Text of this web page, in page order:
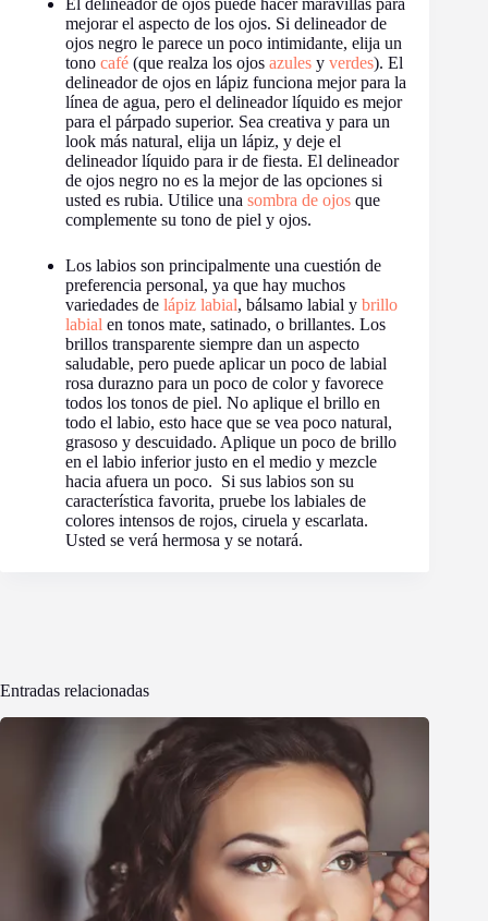
mejorar el aspecto de los ojos. Si delineador de
ojos negro le parece un poco intimidante, elija un
tono café (que realza los ojos azules y verdes). El
delineador de ojos en lápiz funciona mejor para la
línea de agua, pero el delineador líquido es mejor
para el párpado superior. Sea creativa y para un
look más natural, elija un lápiz, y deje el
delineador líquido para ir de fiesta. El delineador
de ojos negro no es la mejor de las opciones si
usted es rubia. Utilice una sombra de ojos que
complemente su tono de piel y ojos.
Los labios son principalmente una cuestión de
preferencia personal, ya que hay muchos
variedades de lápiz labial, bálsamo labial y brillo
labial en tonos mate, satinado, o brillantes. Los
brillos transparente siempre dan un aspecto
saludable, pero puede aplicar un poco de labial
rosa durazno para un poco de color y favorece
todos los tonos de piel. No aplique el brillo en
todo el labio, esto hace que se vea poco natural,
grasoso y descuidado. Aplique un poco de brillo
en el labio inferior justo en el medio y mezcle
hacia afuera un poco. Si sus labios son su
característica favorita, pruebe los labiales de
colores intensos de rojos, ciruela y escarlata.
Usted se verá hermosa y se notará.
Entradas relacionadas